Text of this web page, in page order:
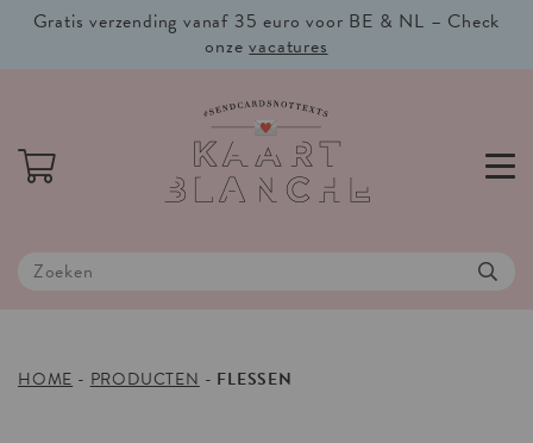
Gratis verzending vanaf 35 euro voor BE & NL – Check
onzevacatures
HOME - PRODUCTEN - FLESSEN